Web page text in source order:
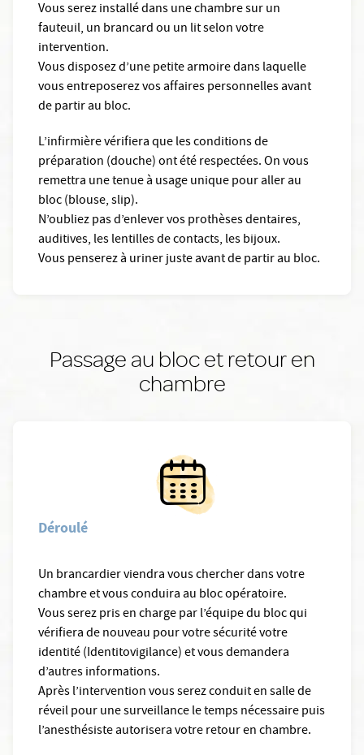
Vous serez installé dans une chambre sur un
fauteuil, un brancard ou un lit selon votre
intervention.
Vous disposez d’une petite armoire dans laquelle
vous entreposerez vos affaires personnelles avant
de partir au bloc.
L’infirmière vérifiera que les conditions de
préparation (douche) ont été respectées. On vous
remettra une tenue à usage unique pour aller au
bloc (blouse, slip).
N’oubliez pas d’enlever vos prothèses dentaires,
auditives, les lentilles de contacts, les bijoux.
Vous penserez à uriner juste avant de partir au bloc.
Passage au bloc et retour en
chambre
Déroulé
Un brancardier viendra vous chercher dans votre
chambre et vous conduira au bloc opératoire.
Vous serez pris en charge par l’équipe du bloc qui
vérifiera de nouveau pour votre sécurité votre
identité (Identitovigilance) et vous demandera
d’autres informations.
Après l’intervention vous serez conduit en salle de
réveil pour une surveillance le temps nécessaire puis
l’anesthésiste autorisera votre retour en chambre.